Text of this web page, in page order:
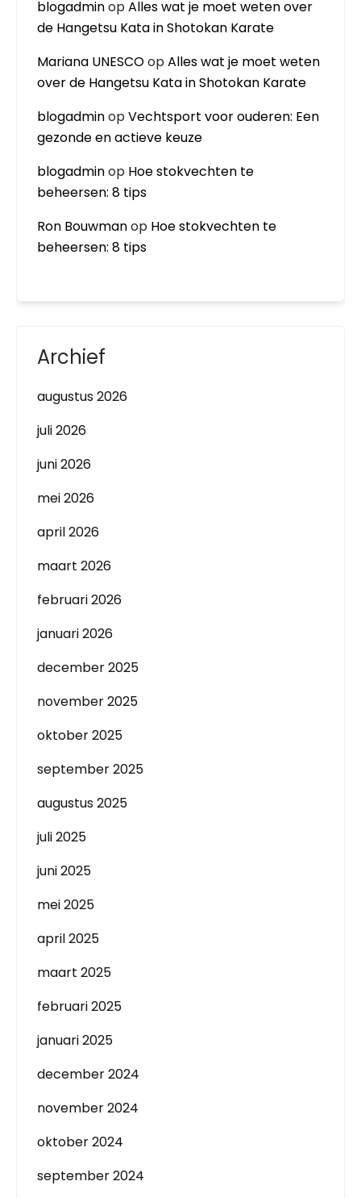
blogadminopAlles wat je moet weten over
de Hangetsu Kata in Shotokan Karate
Mariana UNESCOopAlles wat je moet weten
over de Hangetsu Kata in Shotokan Karate
blogadminopVechtsport voor ouderen: Een
gezonde en actieve keuze
blogadminop Hoe stokvechten te
beheersen: 8 tips
Ron Bouwmanop Hoe stokvechten te
beheersen: 8 tips
Archief
augustus 2026
juli 2026
juni 2026
mei 2026
april 2026
maart 2026
februari 2026
januari 2026
december 2025
november 2025
oktober 2025
september 2025
augustus 2025
juli 2025
juni 2025
mei 2025
april 2025
maart 2025
februari 2025
januari 2025
december 2024
november 2024
oktober 2024
september 2024